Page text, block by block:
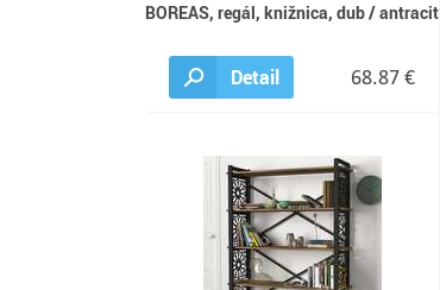
BOREAS, regál, knižnica, dub / antracit
Detail 68.87 €